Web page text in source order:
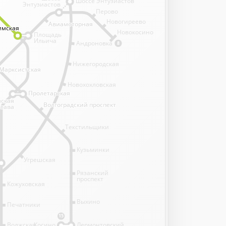
8
15
Андроновка
Нижегородская
Новохохловская
Угрешская
Текстильщики
Кузьминки
Рязанский
проспект
Выхино
Лермонтовский
Кожуховская
Печатники
Волжская
Перово
Новогиреево
Новокосино
Площадь
Ильича
Пролетарская
Пролетарская
Волгоградский проспект
Волгоградский проспект
Авиамоторная
Авиамоторная
Энтузиастов
Косино